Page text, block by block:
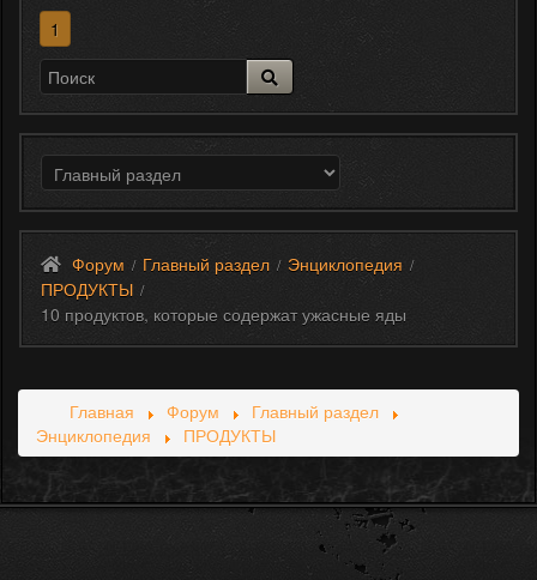
1
Форум / Главный раздел / Энциклопедия /
ПРОДУКТЫ /
10 продуктов, которые содержат ужасные яды
Главная Форум
Главный раздел
Энциклопедия
ПРОДУКТЫ